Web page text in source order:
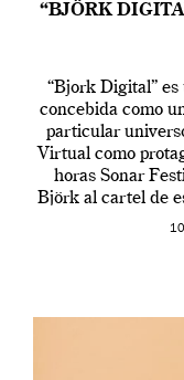
“BJÖRK
“Bjork Digital”
concebida como
particular
Virtual como
horas Sonar
Björk al cartel de
en una de